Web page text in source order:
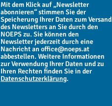
Mit dem Klick auf „Newsletter
abonnieren“ stimmen Sie der
Speicherung Ihrer Daten zum Versand
des Newsletters an Sie durch den
NOEPS zu. Sie können den
Newsletter jederzeit durch eine
Nachricht an office@noeps.at
abbestellen. Weitere Informationen
zur Verwendung Ihrer Daten und zu
Ihren Rechten finden Sie in der
Datenschutzerklärung.